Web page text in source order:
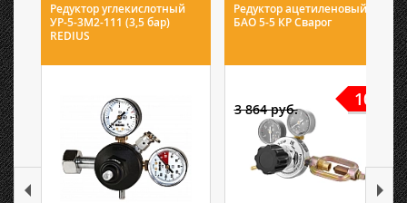
Редуктор углекислотный
УР-5-3М2-111 (3,5 бар)
REDIUS
Редуктор ацетиленовый
БАО 5-5 КР Сварог
10%
3 864 руб.